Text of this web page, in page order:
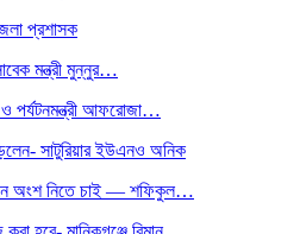
প্রশাসক
মন্ত্রী মুন্নুর…
ও পর্যটনমন্ত্রী আফরোজা…
সাটুরিয়ার ইউএনও অনিক
অংশ নিতে চাই — শফিকুল…